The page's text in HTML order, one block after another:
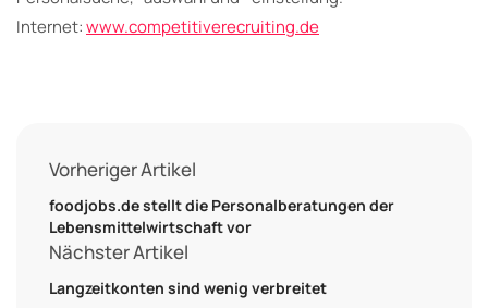
Internet:www.competitiverecruiting.de
Vorheriger Artikel
foodjobs.de stellt die Personalberatungen der
Lebensmittelwirtschaft vor
Nächster Artikel
Langzeitkonten sind wenig verbreitet